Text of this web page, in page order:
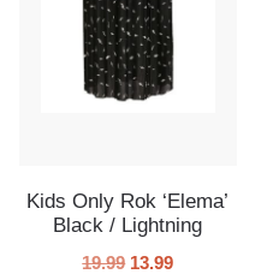
Kids Only Rok ‘Elema’
Black / Lightning
19.99 13.99